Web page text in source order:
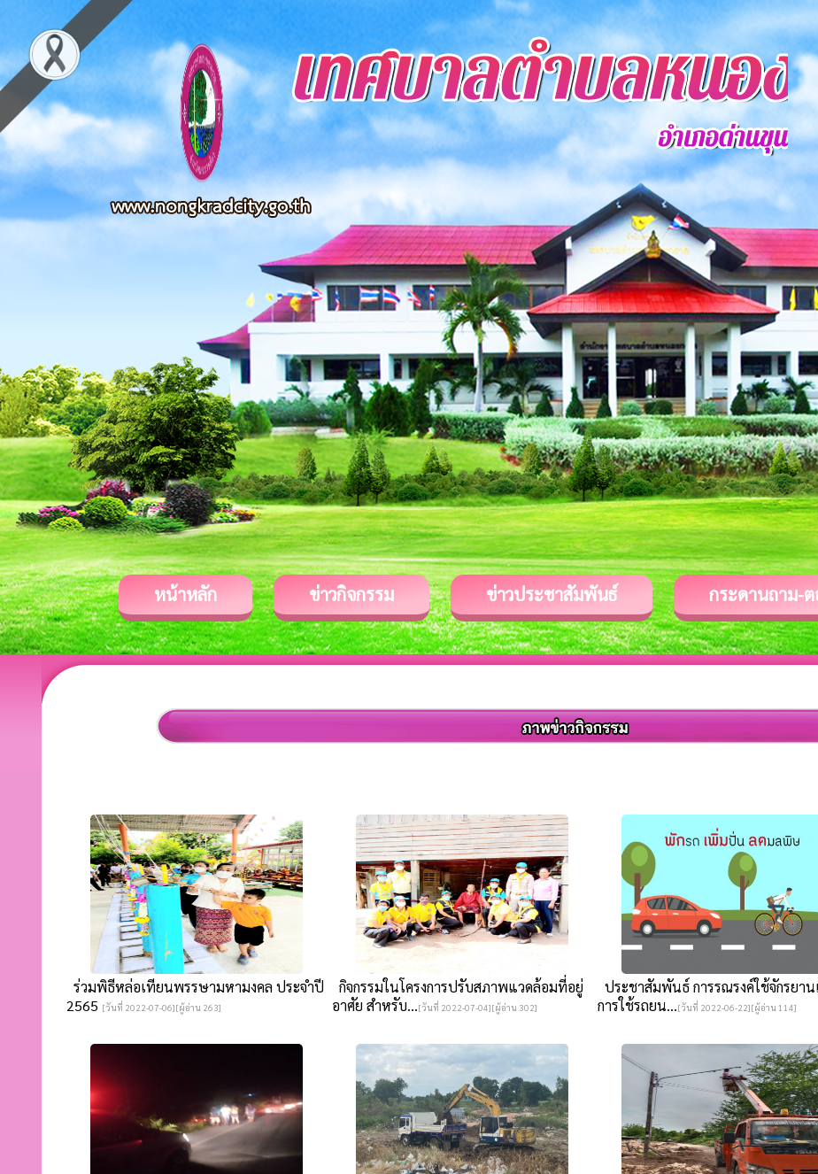
หน้าหลัก ข่าวกิจกรรม ข่าวประชาสัมพันธ์ กระดานถาม-
ร่วมพิธีหล่อเทียนพรรษามหามงคล ประจำปี
2565 [วันที่ 2022-07-06][ผู้อ่าน 263]
กิจกรรมในโครงการปรับสภาพแวดล้อมที่อยู่
อาศัย สำหรับ...[วันที่ 2022-07-04][ผู้อ่าน 302]
ประชาสัมพันธ์ การรณรงค์ใช้จักรยา
การใช้รถยน...[วันที่ 2022-06-22][ผู้อ่าน 114]